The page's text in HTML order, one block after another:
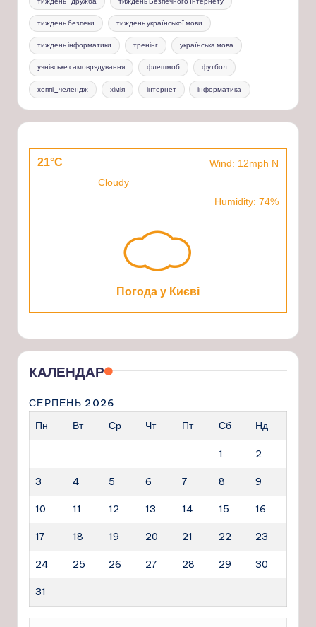
тиждень безпеки тиждень української мови
тиждень інформатики тренінг українська мова
учнівське самоврядування флешмоб футбол
хеппі_челендж хімія інтернет інформатика
21°C
Wind: 12mph N
Cloudy
Humidity: 74%
Погода у Києві
КАЛЕНДАР
СЕРПЕНЬ 2026
Пн
Вт Ср Чт Пт Сб Нд
1 2
3 4 5 6 7 8 9
10 11 12 13 14 15 16
17 18 19 20 21 22 23
24 25 26 27 28 29 30
31